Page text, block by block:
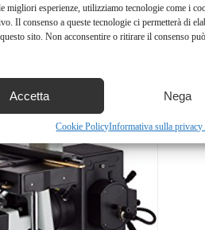
migliori esperienze, utilizziamo tecnologie come i
Il consenso a queste tecnologie ci permetterà di
sito. Non acconsentire o ritirare il consenso
Accetta Nega
Cookie PolicyInformativa sulla